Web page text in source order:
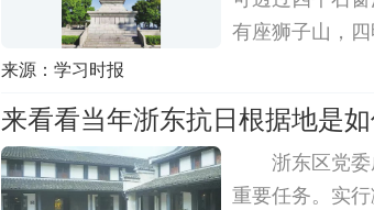
有座狮子山，
5米，用花岗
来源：学习时报
来看看当年浙东抗日根据地是
浙东区党
重要任务。实